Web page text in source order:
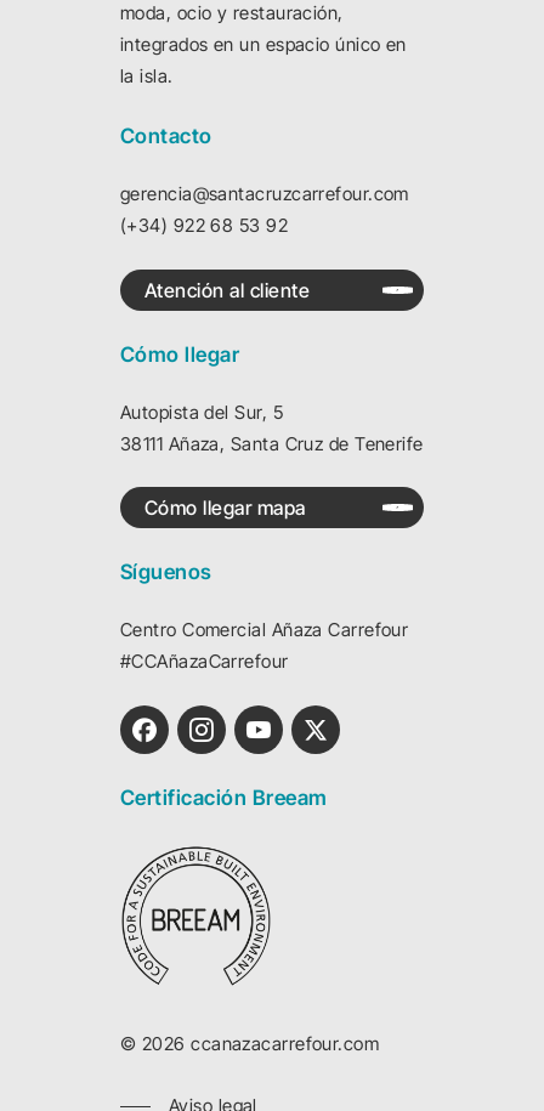
moda, ocio y restauración,
integrados en un espacio único en
la isla.
Contacto
gerencia@santacruzcarrefour.com
(+34) 922 68 53 92
Atención al cliente
Cómo llegar
Autopista del Sur, 5
38111 Añaza, Santa Cruz de Tenerife
Cómo llegar mapa
Síguenos
Centro Comercial Añaza Carrefour
#CCAñazaCarrefour
Certificación Breeam
© 2026 ccanazacarrefour.com
Aviso legal